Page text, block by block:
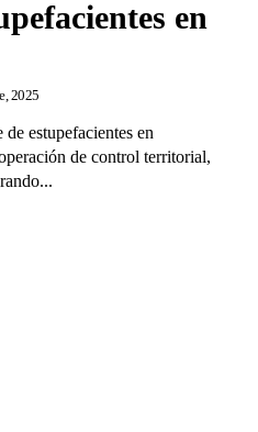
en
2025
estupefacientes en
de control territorial,